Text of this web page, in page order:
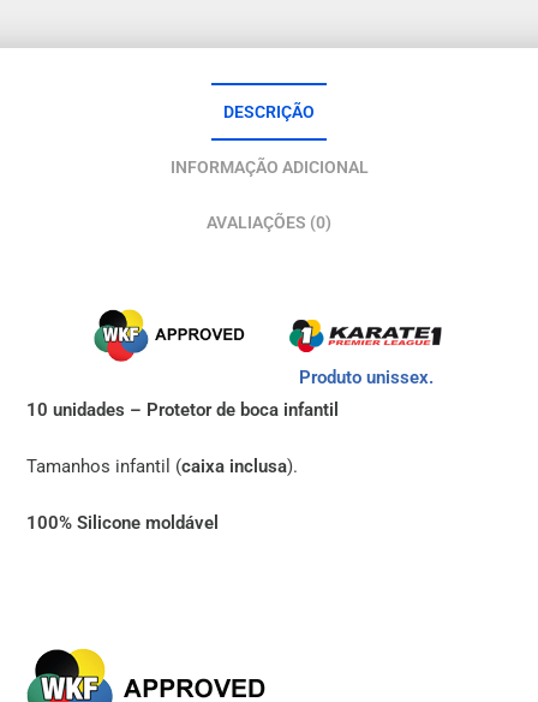
DESCRIÇÃO
INFORMAÇÃO ADICIONAL
AVALIAÇÕES (0)
Produto unissex.
10 unidades – Protetor de boca infantil
Tamanhos infantil (caixa inclusa).
100% Silicone moldável